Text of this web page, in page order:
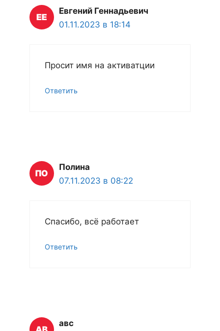
Евгений Геннадьевич
01.11.2023 в 18:14
Просит имя на активатции
Ответить
Полина
07.11.2023 в 08:22
Спасибо, всё работает
Ответить
авс